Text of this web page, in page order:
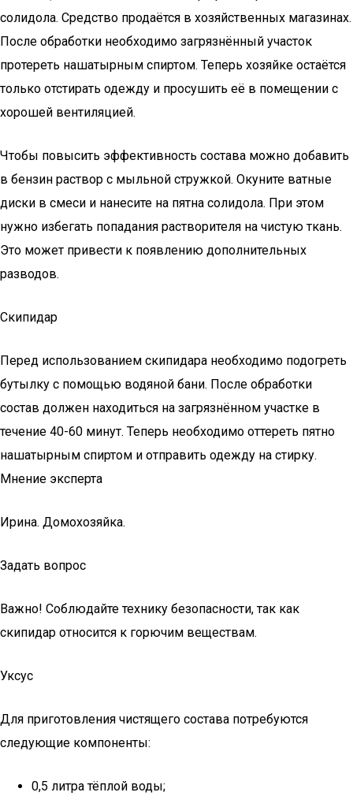
солидола. Средство продаётся в хозяйственных магазинах.
После обработки необходимо загрязнённый участок
протереть нашатырным спиртом. Теперь хозяйке остаётся
только отстирать одежду и просушить её в помещении с
хорошей вентиляцией.
Чтобы повысить эффективность состава можно добавить
в бензин раствор с мыльной стружкой. Окуните ватные
диски в смеси и нанесите на пятна солидола. При этом
нужно избегать попадания растворителя на чистую ткань.
Это может привести к появлению дополнительных
разводов.
Скипидар
Перед использованием скипидара необходимо подогреть
бутылку с помощью водяной бани. После обработки
состав должен находиться на загрязнённом участке в
течение 40-60 минут. Теперь необходимо оттереть пятно
нашатырным спиртом и отправить одежду на стирку.
Мнение эксперта
Ирина. Домохозяйка.
Задать вопрос
Важно! Соблюдайте технику безопасности, так как
скипидар относится к горючим веществам.
Уксус
Для приготовления чистящего состава потребуются
следующие компоненты:
0,5 литра тёплой воды;